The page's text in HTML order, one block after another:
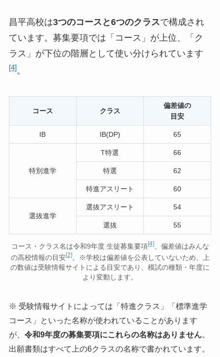
昌平高校は3つのコースと6つのクラスで構成され
ています。募集要項では「コース」が上位、「ク
ラス」が下位の階層として使い分けられています
[4]。
コース クラス
偏差値の
目安
IB IB(DP) 65
特別進学
T特選 66
特選 62
特進アスリート 60
選抜進学
選抜アスリート 54
選抜 55
コース・クラス名は令和9年度 生徒募集要項[4]、偏差値はみんな
の高校情報の目安[2]。※学校は偏差値を公表していないため、上
の数値は受験情報サイトによる目安であり、模試の種類・年度に
より変動します。
※ 受験情報サイトによっては「特進クラス」「標準進学
コース」といった名称が使われていることがあります
が、 令和9年度の募集要項にこれらの名称はありません。
出願書類はすべて上の6クラスの名称で書かれています。